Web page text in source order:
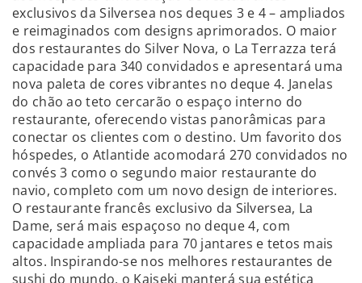
exclusivos da Silversea nos deques 3 e 4 – ampliados
e reimaginados com designs aprimorados. O maior
dos restaurantes do Silver Nova, o La Terrazza terá
capacidade para 340 convidados e apresentará uma
nova paleta de cores vibrantes no deque 4. Janelas
do chão ao teto cercarão o espaço interno do
restaurante, oferecendo vistas panorâmicas para
conectar os clientes com o destino. Um favorito dos
hóspedes, o Atlantide acomodará 270 convidados no
convés 3 como o segundo maior restaurante do
navio, completo com um novo design de interiores.
O restaurante francês exclusivo da Silversea, La
Dame, será mais espaçoso no deque 4, com
capacidade ampliada para 70 jantares e tetos mais
altos. Inspirando-se nos melhores restaurantes de
sushi do mundo, o Kaiseki manterá sua estética